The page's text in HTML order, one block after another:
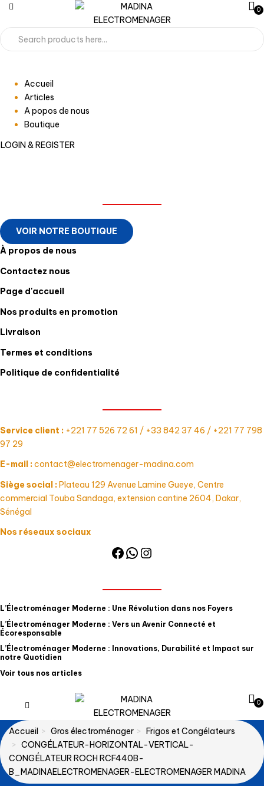
0
Accueil
Articles
A popos de nous
Boutique
LOGIN & REGISTER
VOIR NOTRE BOUTIQUE
À propos de nous
Contactez nous
Page d'accueil
Nos produits en promotion
Livraison
Termes et conditions
Politique de confidentialité
Service client : +221 77 526 72 61 / +33 842 37 46 / +221 77 798
97 29
E-mail :contact@electromenager-madina.com
Siège social :Plateau 129 Avenue Lamine Gueye, Centre
commercial Touba Sandaga, extension cantine 2604, Dakar,
Sénégal
Nos réseaux sociaux
Facebook
WhatsApp
Instagram
L’Électroménager Moderne : Une Révolution dans nos Foyers
L’Électroménager Moderne : Vers un Avenir Connecté et
Écoresponsable
L’Électroménager Moderne : Innovations, Durabilité et Impact sur
notre Quotidien
Voir tous nos articles
0
Accueil Gros électroménager
Frigos et Congélateurs
CONGÉLATEUR-HORIZONTAL-VERTICAL-
CONGÉLATEUR ROCH RCF440B-
B_MADINAELECTROMENAGER-ELECTROMENAGER MADINA